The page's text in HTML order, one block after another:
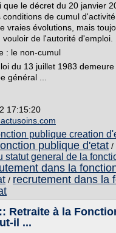
le décret du 20 janvier
conditions de cumul
vraies évolutions, mais
de l'autorité d'emploi.
: le non-cumul
du 13 juillet 1983 demeure
général ...
17:15:20
publique creation
publique d'etat /
statut general de la
dans la
/ recrutement dans la
Retraite à la
il ...